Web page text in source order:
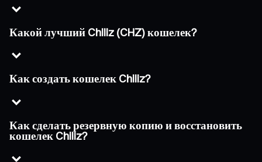
Какой лучший Chiliz (CHZ) кошелек?
Как создать кошелек Chiliz?
Как сделать резервную копию и восстановить
кошелек Chiliz?